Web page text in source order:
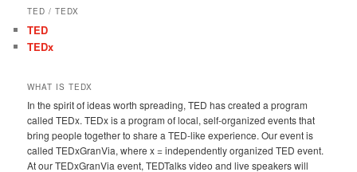
TED / TEDX
TED
TEDx
WHAT IS TEDX
In the spirit of ideas worth spreading, TED has created a program
called TEDx. TEDx is a program of local, self-organized events that
bring people together to share a TED-like experience. Our event is
called TEDxGranVia, where x = independently organized TED event.
At our TEDxGranVia event, TEDTalks video and live speakers will